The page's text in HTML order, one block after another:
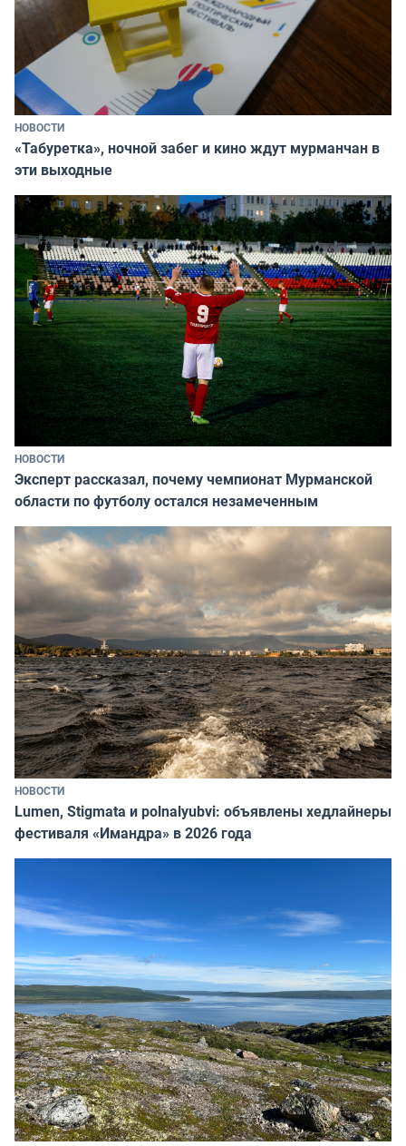
НОВОСТИ
«Табуретка», ночной забег и кино ждут мурманчан в
эти выходные
НОВОСТИ
Эксперт рассказал, почему чемпионат Мурманской
области по футболу остался незамеченным
НОВОСТИ
Lumen, Stigmata и polnalyubvi: объявлены хедлайнеры
фестиваля «Имандра» в 2026 года